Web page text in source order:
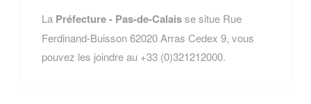
La Préfecture - Pas-de-Calaisse situe Rue
Ferdinand-Buisson 62020 Arras Cedex 9, vous
pouvez les joindre au +33 (0)321212000.